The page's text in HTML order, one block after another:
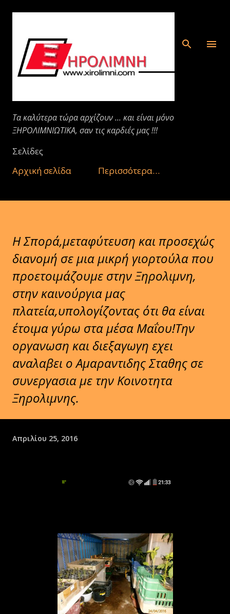
Μετάβαση στο κύριο περιεχόμενο
Τα καλύτερα τώρα αρχίζουν ... και είναι μόνο
ΞΗΡΟΛΙΜΝΙΩΤΙΚΑ, σαν τις καρδιές μας !!!
Σελίδες
Αρχική σελίδα
Περισσότερα…
Η Σπορά,μεταφύτευση και προσεχώς
διανομή σε μια μικρή γιορτούλα που
προετοιμάζουμε στην Ξηρολιμνη,
στην καινούργια μας
πλατεία,υπολογίζοντας ότι θα είναι
έτοιμα γύρω στα μέσα Μαΐου!Την
οργανωση και διεξαγωγη εχει
αναλαβει ο Αμαραντιδης Σταθης σε
συνεργασια με την Κοινοτητα
Ξηρολιμνης.
Απριλίου 25, 2016